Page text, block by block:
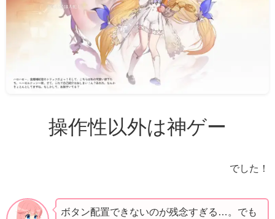
操作性以外は神ゲー
でした！
ボタン配置できないのが残念すぎる…。でも